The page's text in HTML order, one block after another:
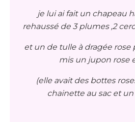
je lui ai fait un chapeau
rehaussé de 3 plumes ,2
et un de tulle à dragée rose
mis un jupon rose
(elle avait des bottes
chainette au sac et un